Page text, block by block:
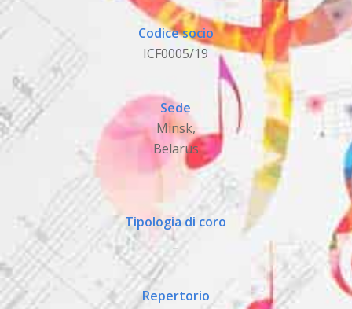
Codice socio
ICF0005/19
Sede
Minsk,
Belarus
Tipologia di coro
_
Repertorio